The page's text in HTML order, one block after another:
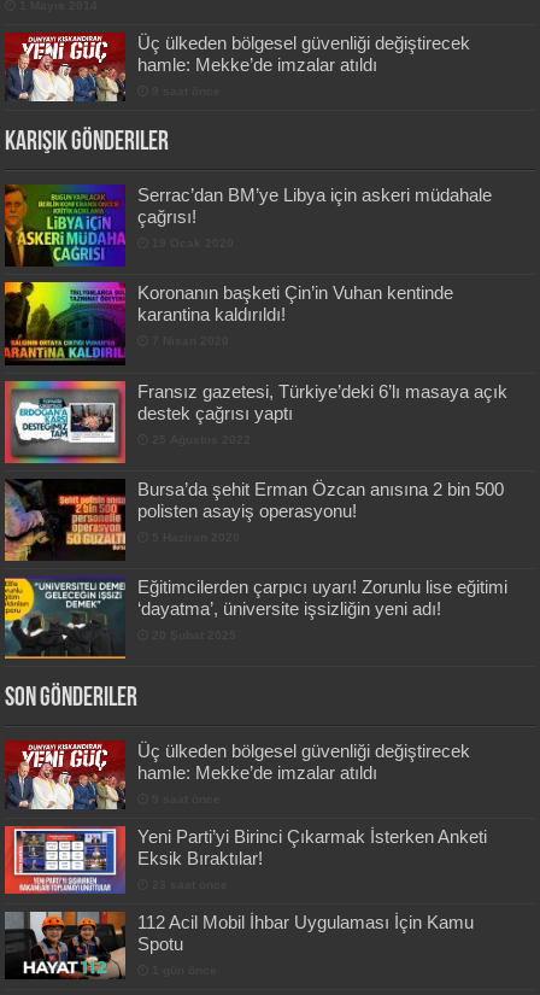
Üç ülkeden bölgesel güvenliği değiştirecek
hamle: Mekke’de imzalar atıldı
Karışık Gönderiler
Serrac’dan BM’ye Libya için askeri müdahale
çağrısı!
Koronanın başketi Çin’in Vuhan kentinde
karantina kaldırıldı!
Fransız gazetesi, Türkiye’deki 6’lı masaya açık
destek çağrısı yaptı
Bursa’da şehit Erman Özcan anısına 2 bin 500
polisten asayiş operasyonu!
Eğitimcilerden çarpıcı uyarı! Zorunlu lise eğitimi
‘dayatma’, üniversite işsizliğin yeni adı!
Son Gönderiler
Üç ülkeden bölgesel güvenliği değiştirecek
hamle: Mekke’de imzalar atıldı
Yeni Parti’yi Birinci Çıkarmak İsterken Anketi
Eksik Bıraktılar!
112 Acil Mobil İhbar Uygulaması İçin Kamu
Spotu